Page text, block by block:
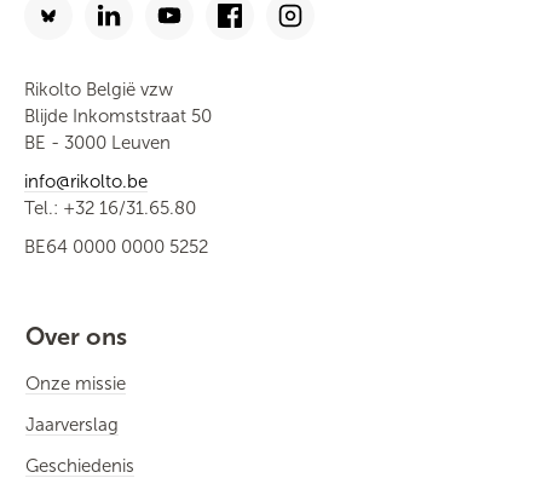
Rikolto België vzw
Blijde Inkomststraat 50
BE - 3000 Leuven
info@rikolto.be
Tel.: +32 16/31.65.80
BE64 0000 0000 5252
Over ons
Onze missie
Jaarverslag
Geschiedenis